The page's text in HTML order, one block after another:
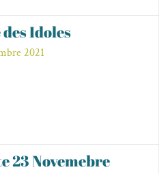
Idoles
2021
23 Novemebre